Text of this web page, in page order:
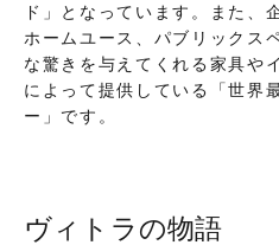
ド」となっています。また、
ホームユース、パブリックス
な驚きを与えてくれる家具や
によって提供している「世界
ー」です。
ヴィトラの物語